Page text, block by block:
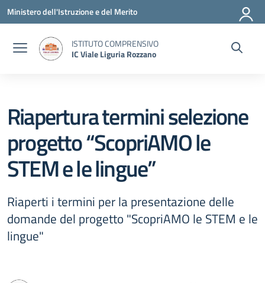
Vai ai contenuti
Vai al menu di navigazione
Vai al footer
Ministero dell'Istruzione e del Merito
ISTITUTO COMPRENSIVO
IC Viale Liguria Rozzano
Riapertura termini selezione
progetto “ScopriAMO le
STEM e le lingue”
Riaperti i termini per la presentazione delle
domande del progetto "ScopriAMO le STEM e le
lingue"